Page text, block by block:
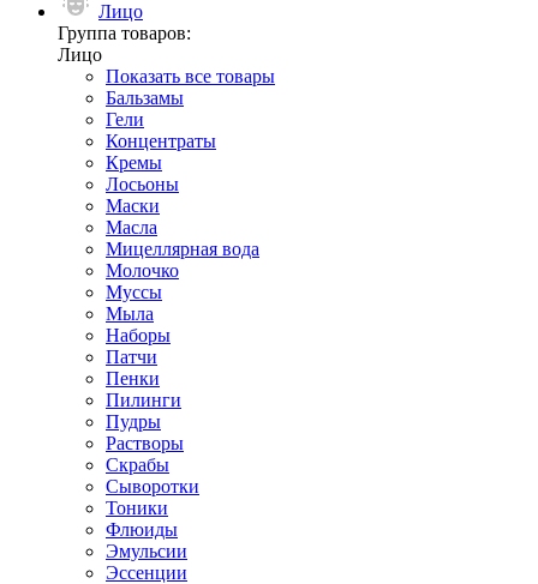
Лицо
Группа товаров:
Лицо
Показать все товары
Бальзамы
Гели
Концентраты
Кремы
Лосьоны
Маски
Масла
Мицеллярная вода
Молочко
Муссы
Мыла
Наборы
Патчи
Пенки
Пилинги
Пудры
Растворы
Скрабы
Сыворотки
Тоники
Флюиды
Эмульсии
Эссенции